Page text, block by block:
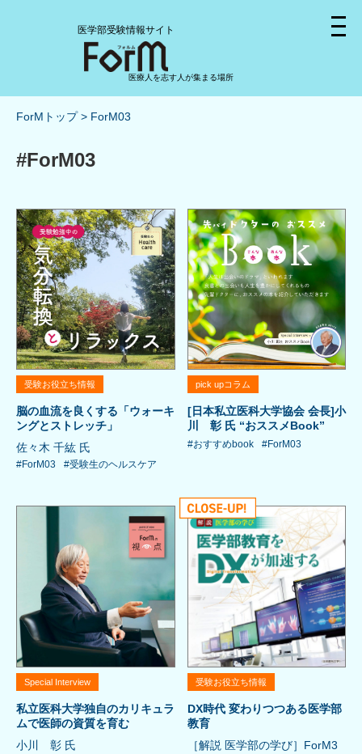
医療人を志す人が集まる場所
医学部受験情報サイト
ForMトップ ForM03
#ForM03
受験お役立ち情報
脳の血流を良くする「ウォーキ
ングとストレッチ」
佐々木 千紘 氏
#ForM03 #受験生のヘルスケア
pick upコラム
[日本私立医科大学協会 会長]小
川 彰 氏 “おススメBook”
#おすすめbook #ForM03
Special Interview
私立医科大学独自のカリキュラ
ムで医師の資質を育む
小川 彰 氏
受験お役立ち情報
DX時代 変わりつつある医学部
教育
［解説 医学部の学び］ForM3